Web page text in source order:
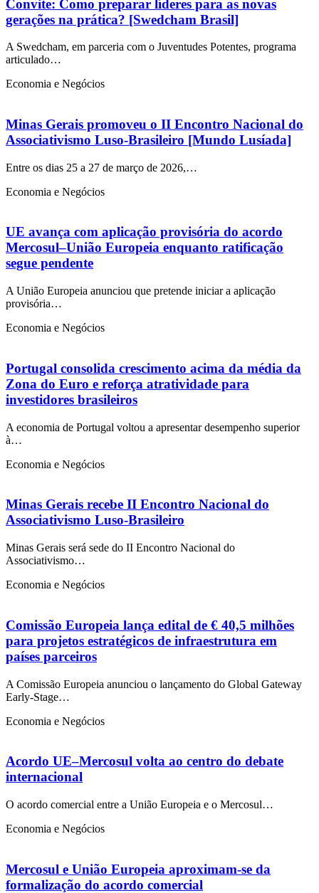
Convite: Como preparar líderes para as novas
gerações na prática? [Swedcham Brasil]
A Swedcham, em parceria com o Juventudes Potentes, programa
articulado…
Economia e Negócios
Minas Gerais promoveu o II Encontro Nacional do
Associativismo Luso-Brasileiro [Mundo Lusíada]
Entre os dias 25 a 27 de março de 2026,…
Economia e Negócios
UE avança com aplicação provisória do acordo
Mercosul–União Europeia enquanto ratificação
segue pendente
A União Europeia anunciou que pretende iniciar a aplicação
provisória…
Economia e Negócios
Portugal consolida crescimento acima da média da
Zona do Euro e reforça atratividade para
investidores brasileiros
A economia de Portugal voltou a apresentar desempenho superior
à…
Economia e Negócios
Minas Gerais recebe II Encontro Nacional do
Associativismo Luso-Brasileiro
Minas Gerais será sede do II Encontro Nacional do
Associativismo…
Economia e Negócios
Comissão Europeia lança edital de € 40,5 milhões
para projetos estratégicos de infraestrutura em
países parceiros
A Comissão Europeia anunciou o lançamento do Global Gateway
Early-Stage…
Economia e Negócios
Acordo UE–Mercosul volta ao centro do debate
internacional
O acordo comercial entre a União Europeia e o Mercosul…
Economia e Negócios
Mercosul e União Europeia aproximam-se da
formalização do acordo comercial